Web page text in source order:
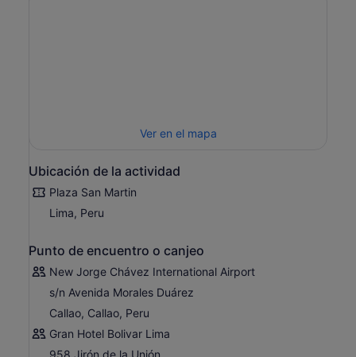
Ver en el mapa
Ubicación de la actividad
Plaza San Martin
Lima, Peru
Punto de encuentro o canjeo
New Jorge Chávez International Airport
s/n Avenida Morales Duárez
Callao, Callao, Peru
Gran Hotel Bolivar Lima